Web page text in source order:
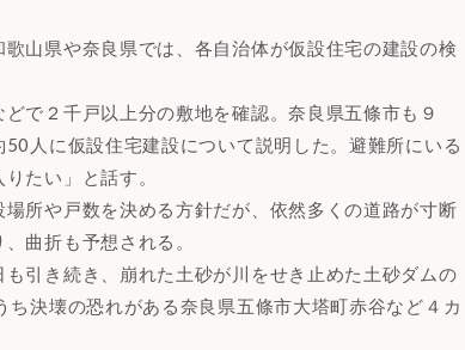
山県や奈良県では、各自治体が仮設住宅の建設の検
で２千戸以上分の敷地を確認。奈良県五條市も９
人に仮設住宅建設について説明した。避難所にいる
たい」と話す。
所や戸数を決める方針だが、依然多くの道路が寸断
曲折も予想される。
引き続き、崩れた土砂が川をせき止めた土砂ダムの
決壊の恐れがある奈良県五條市大塔町赤谷など４カ